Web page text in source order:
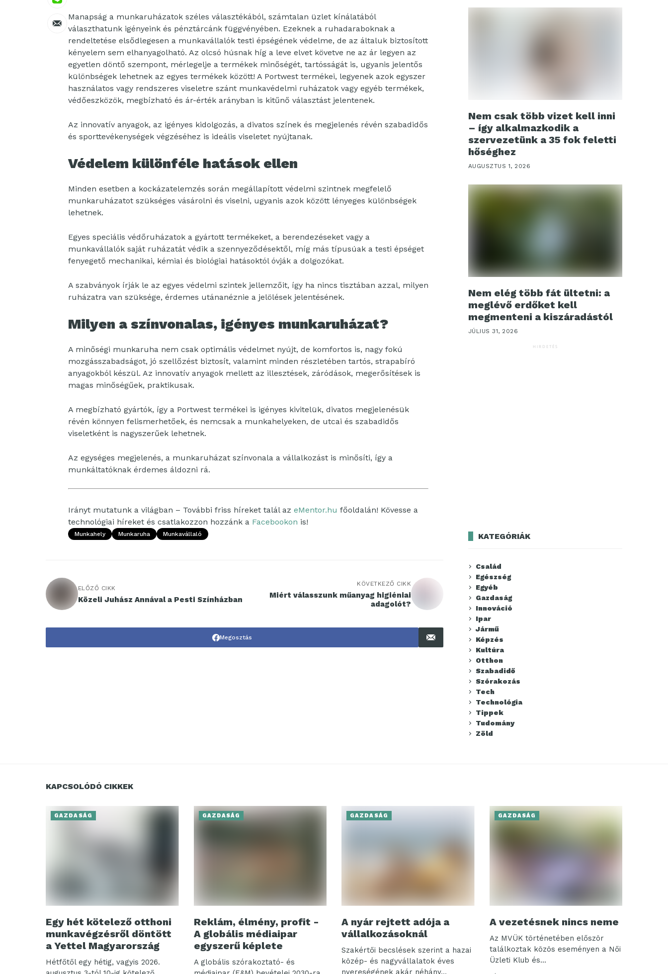
Manapság a munkaruházatok széles választékából, számtalan üzlet kínálatából
választhatunk igényeink és pénztárcánk függvényében. Ezeknek a ruhadaraboknak a
rendeltetése elsődlegesen a munkavállalók testi épségének védelme, de az általuk biztosított
kényelem sem elhanyagolható. Az olcsó húsnak híg a leve elvet követve ne az ár legyen az
egyetlen döntő szempont, mérlegelje a termékek minőségét, tartósságát is, ugyanis jelentős
különbségek lehetnek az egyes termékek között! A Portwest termékei, legyenek azok egyszer
használatos vagy rendszeres viseletre szánt munkavédelmi ruházatok vagy egyéb termékek,
védőeszközök, megbízható és ár-érték arányban is kitűnő választást jelentenek.
Az innovatív anyagok, az igényes kidolgozás, a divatos színek és megjelenés révén szabadidős
és sporttevékenységek végzéséhez is ideális viseletet nyújtanak.
Védelem különféle hatások ellen
Minden esetben a kockázatelemzés során megállapított védelmi szintnek megfelelő
munkaruházatot szükséges vásárolni és viselni, ugyanis azok között lényeges különbségek
lehetnek.
Egyes speciális védőruházatok a gyártott termékeket, a berendezéseket vagy a
munkavállalók saját ruházatát védik a szennyeződésektől, míg más típusúak a testi épséget
fenyegető mechanikai, kémiai és biológiai hatásoktól óvják a dolgozókat.
A szabványok írják le az egyes védelmi szintek jellemzőit, így ha nincs tisztában azzal, milyen
ruházatra van szüksége, érdemes utánanéznie a jelölések jelentésének.
Milyen a színvonalas, igényes munkaruházat?
A minőségi munkaruha nem csak optimális védelmet nyújt, de komfortos is, nagy fokú
mozgásszabadságot, jó szellőzést biztosít, valamint minden részletében tartós, strapabíró
anyagokból készül. Az innovatív anyagok mellett az illesztések, záródások, megerősítések is
magas minőségűek, praktikusak.
A megbízható gyártók, így a Portwest termékei is igényes kivitelük, divatos megjelenésük
révén könnyen felismerhetőek, és nemcsak a munkahelyeken, de utcai és szabadidős
viseletként is nagyszerűek lehetnek.
Az egységes megjelenés, a munkaruházat színvonala a vállalkozást is minősíti, így a
munkáltatóknak érdemes áldozni rá.
Irányt mutatunk a világban – További friss híreket talál az eMentor.hu főoldalán! Kövesse a
technológiai híreket és csatlakozzon hozzánk a Facebookon is!
Munkahely Munkaruha Munkavállaló
ELŐZŐ CIKK
Közeli Juhász Annával a Pesti Színházban
KÖVETKEZŐ CIKK
Miért válasszunk műanyag higiéniai
adagolót?
Megosztás
Nem csak több vizet kell inni
– így alkalmazkodik a
szervezetünk a 35 fok feletti
hőséghez
AUGUSZTUS 1, 2026
Nem elég több fát ültetni: a
meglévő erdőket kell
megmenteni a kiszáradástól
JÚLIUS 31, 2026
HIRDETÉS
KATEGÓRIÁK
Család
Egészség
Egyéb
Gazdaság
Innováció
Ipar
Jármű
Képzés
Kultúra
Otthon
Szabadidő
Szórakozás
Tech
Technológia
Tippek
Tudomány
Zöld
KAPCSOLÓDÓ CIKKEK
GAZDASÁG
Egy hét kötelező otthoni
munkavégzésről döntött
a Yettel Magyarország
Hétfőtől egy hétig, vagyis 2026.
GAZDASÁG
Reklám, élmény, profit -
A globális médiaipar
egyszerű képlete
A globális szórakoztató- és
GAZDASÁG
A nyár rejtett adója a
vállalkozásoknál
Szakértői becslések szerint a hazai
közép- és nagyvállalatok éves
nyereségének akár néhány...
GAZDASÁG
A vezetésnek nincs neme
Az MVÜK történetében először
találkoztak közös eseményen a Női
Üzleti Klub és...